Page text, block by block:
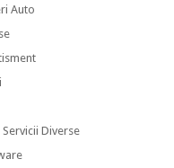
Auto
Servicii Diverse